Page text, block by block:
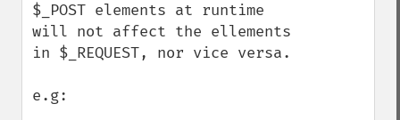
$_POST elements at runtime
will not affect the ellements
in $_REQUEST, nor vice versa.
e.g: